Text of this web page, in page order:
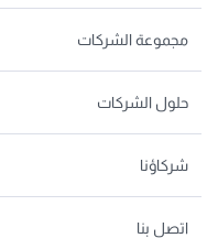
مجموعة الشركات
حلول الشركات
شركاؤنا
اتصل بنا